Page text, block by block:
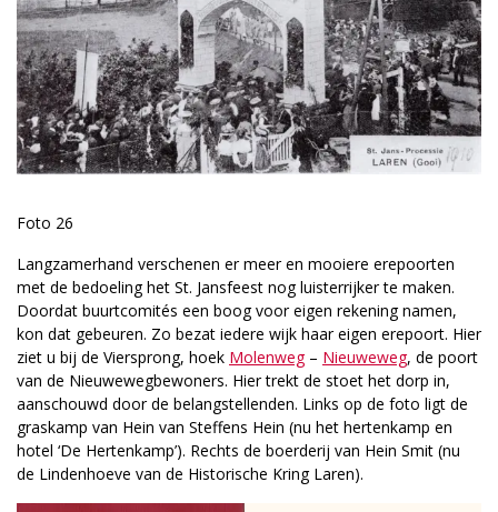
Foto 26
Langzamerhand verschenen er meer en mooiere erepoorten
met de bedoeling het St. Jansfeest nog luisterrijker te maken.
Doordat buurtcomités een boog voor eigen rekening namen,
kon dat gebeuren. Zo bezat iedere wijk haar eigen erepoort. Hier
ziet u bij de Viersprong, hoek Molenweg– Nieuweweg, de poort
van de Nieuwewegbewoners. Hier trekt de stoet het dorp in,
aanschouwd door de belangstellenden. Links op de foto ligt de
graskamp van Hein van Steffens Hein (nu het hertenkamp en
hotel ‘De Hertenkamp’). Rechts de boerderij van Hein Smit (nu
de Lindenhoeve van de Historische Kring Laren).